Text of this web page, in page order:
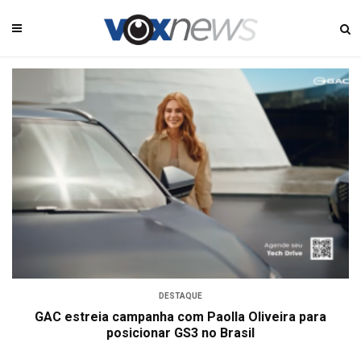
DESTAQUE
GAC estreia campanha com Paolla Oliveira para
posicionar GS3 no Brasil